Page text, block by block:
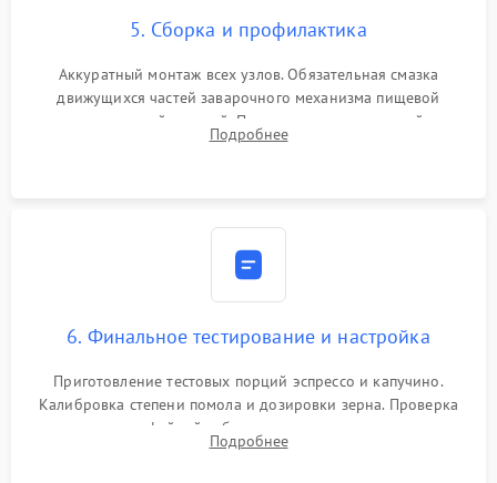
5. Сборка и профилактика
Аккуратный монтаж всех узлов. Обязательная смазка
движущихся частей заварочного механизма пищевой
силиконовой смазкой. Проведение программной
декальцинации и очистки системы от кофейных масел.
Подробнее
6. Финальное тестирование и настройка
Приготовление тестовых порций эспрессо и капучино.
Калибровка степени помола и дозировки зерна. Проверка
плотности кофейной таблетки, температуры напитка и
качества молочной пены. Контроль отсутствия посторонних
Подробнее